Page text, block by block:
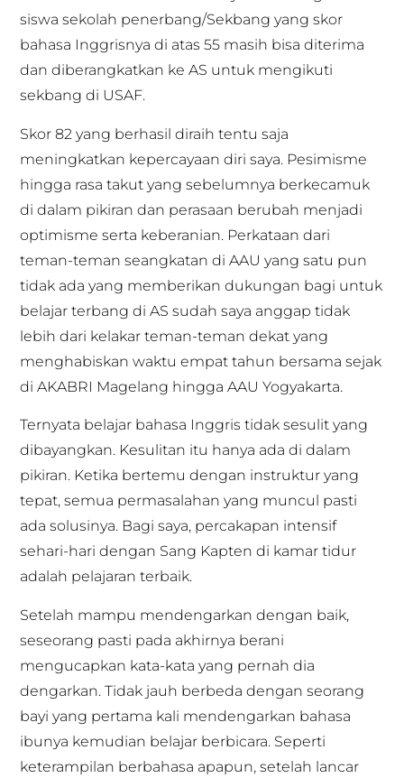
siswa sekolah penerbang/Sekbang yang skor
bahasa Inggrisnya di atas 55 masih bisa diterima
dan diberangkatkan ke AS untuk mengikuti
sekbang di USAF.
Skor 82 yang berhasil diraih tentu saja
meningkatkan kepercayaan diri saya. Pesimisme
hingga rasa takut yang sebelumnya berkecamuk
di dalam pikiran dan perasaan berubah menjadi
optimisme serta keberanian. Perkataan dari
teman-teman seangkatan di AAU yang satu pun
tidak ada yang memberikan dukungan bagi untuk
belajar terbang di AS sudah saya anggap tidak
lebih dari kelakar teman-teman dekat yang
menghabiskan waktu empat tahun bersama sejak
di AKABRI Magelang hingga AAU Yogyakarta.
Ternyata belajar bahasa Inggris tidak sesulit yang
dibayangkan. Kesulitan itu hanya ada di dalam
pikiran. Ketika bertemu dengan instruktur yang
tepat, semua permasalahan yang muncul pasti
ada solusinya. Bagi saya, percakapan intensif
sehari-hari dengan Sang Kapten di kamar tidur
adalah pelajaran terbaik.
Setelah mampu mendengarkan dengan baik,
seseorang pasti pada akhirnya berani
mengucapkan kata-kata yang pernah dia
dengarkan. Tidak jauh berbeda dengan seorang
bayi yang pertama kali mendengarkan bahasa
ibunya kemudian belajar berbicara. Seperti
keterampilan berbahasa apapun, setelah lancar